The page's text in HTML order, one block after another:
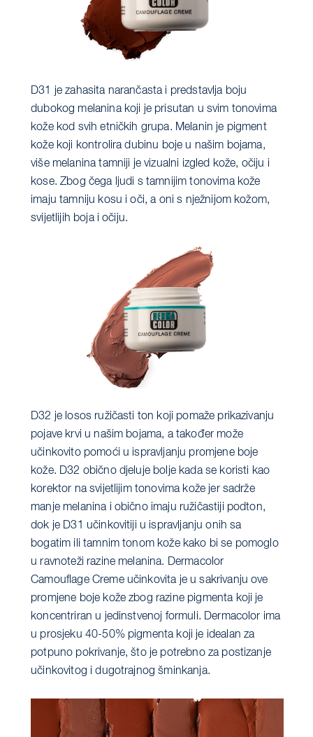
D31 je zahasita narančasta i predstavlja boju
dubokog melanina koji je prisutan u svim tonovima
kože kod svih etničkih grupa. Melanin je pigment
kože koji kontrolira dubinu boje u našim bojama,
više melanina tamniji je vizualni izgled kože, očiju i
kose. Zbog čega ljudi s tamnijim tonovima kože
imaju tamniju kosu i oči, a oni s nježnijom kožom,
svijetlijih boja i očiju.
D32 je losos ružičasti ton koji pomaže prikazivanju
pojave krvi u našim bojama, a također može
učinkovito pomoći u ispravljanju promjene boje
kože. D32 obično djeluje bolje kada se koristi kao
korektor na svijetlijim tonovima kože jer sadrže
manje melanina i obično imaju ružičastiji podton,
dok je D31 učinkovitiji u ispravljanju onih sa
bogatim ili tamnim tonom kože kako bi se pomoglo
u ravnoteži razine melanina. Dermacolor
Camouflage Creme učinkovita je u sakrivanju ove
promjene boje kože zbog razine pigmenta koji je
koncentriran u jedinstvenoj formuli. Dermacolor ima
u prosjeku 40-50% pigmenta koji je idealan za
potpuno pokrivanje, što je potrebno za postizanje
učinkovitog i dugotrajnog šminkanja.